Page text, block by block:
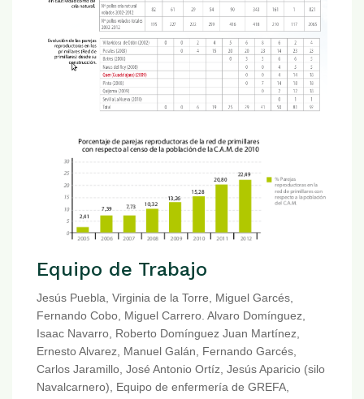
Equipo de Trabajo
Jesús Puebla, Virginia de la Torre, Miguel Garcés,
Fernando Cobo, Miguel Carrero. Alvaro Domínguez,
Isaac Navarro, Roberto Domínguez Juan Martínez,
Ernesto Alvarez, Manuel Galán, Fernando Garcés,
Carlos Jaramillo, José Antonio Ortíz, Jesús Aparicio (silo
Navalcarnero), Equipo de enfermería de GREFA,